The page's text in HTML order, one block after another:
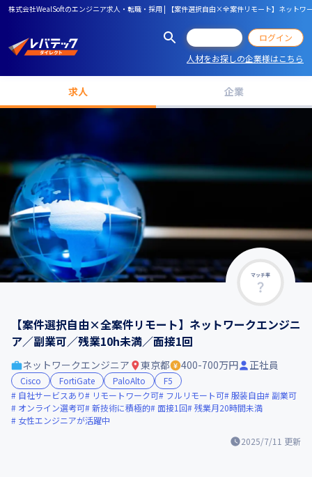
株式会社WealSoftのエンジニア求人・転職・採用 | 【案件選択自由×全案件リモート】ネットワ
ログイン
人材をお探しの企業様はこちら
求人 企業
マッチ率
【案件選択自由×全案件リモート】ネットワークエンジニ
ア／副業可／残業10h未満／面接1回
2025/7/11 更新
ネットワークエンジニア 東京都 400-700万円 正社員
Cisco FortiGate PaloAlto
F5
自社サービスあり
リモートワーク可 フルリモート可 服装自由
副業可
オンライン選考可 新技術に積極的 面接1回
残業月20時間未満
女性エンジニアが活躍中